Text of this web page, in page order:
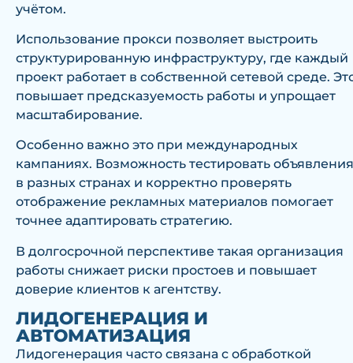
учётом.
Использование прокси позволяет выстроить
структурированную инфраструктуру, где каждый
проект работает в собственной сетевой среде.
повышает предсказуемость работы и упрощает
масштабирование.
Особенно важно это при международных
кампаниях. Возможность тестировать объявления
в разных странах и корректно проверять
отображение рекламных материалов помогает
точнее адаптировать стратегию.
В долгосрочной перспективе такая организация
работы снижает риски простоев и повышает
доверие клиентов к агентству.
ЛИДОГЕНЕРАЦИЯ И
АВТОМАТИЗАЦИЯ
Лидогенерация часто связана с обработкой